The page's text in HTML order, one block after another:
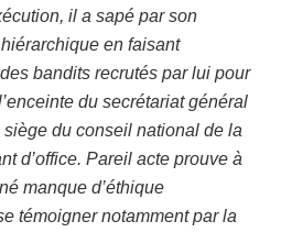
il a sapé par son
en faisant
bandits recrutés par lui pour
du secrétariat général
du conseil national de la
d’office. Pareil acte prouve à
manque d’éthique
témoigner notamment par la